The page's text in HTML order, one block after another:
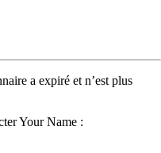
a expiré et n’est plus
Your Name :